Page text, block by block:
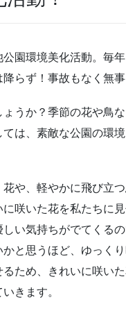
園環境美化活動。毎
らず！事故もなく無
うか？季節の花や鳥
は、素敵な公園の環
や、軽やかに飛び立
咲いた花を私たちに
い気持ちがでてくる
と思うほど、ゆっく
ため、きれいに咲い
きます。